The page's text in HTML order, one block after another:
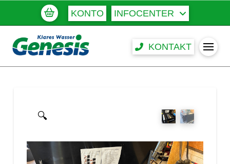
KONTO INFOCENTER
KONTAKT
🔍